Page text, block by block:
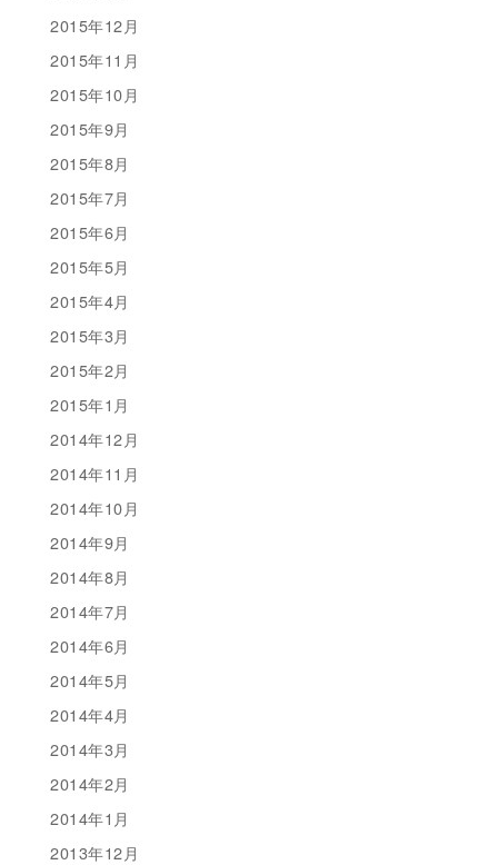
2015年12月
2015年11月
2015年10月
2015年9月
2015年8月
2015年7月
2015年6月
2015年5月
2015年4月
2015年3月
2015年2月
2015年1月
2014年12月
2014年11月
2014年10月
2014年9月
2014年8月
2014年7月
2014年6月
2014年5月
2014年4月
2014年3月
2014年2月
2014年1月
2013年12月